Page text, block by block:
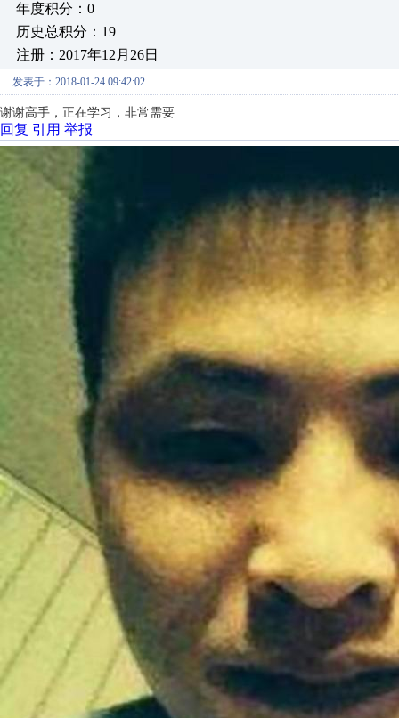
年度积分：0
历史总积分：19
注册：2017年12月26日
发表于：2018-01-24 09:42:02
谢谢高手，正在学习，非常需要
回复 引用 举报